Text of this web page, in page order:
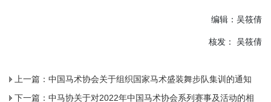
编辑：吴筱倩
核发： 吴筱倩
上一篇： 中国马术协会关于组织国家马术盛装舞步队集训的通知
下一篇： 中马协关于对2022年中国马术协会系列赛事及活动的相